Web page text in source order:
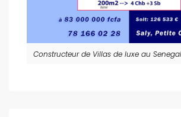
Constructeur de Villas de luxe au Senegal